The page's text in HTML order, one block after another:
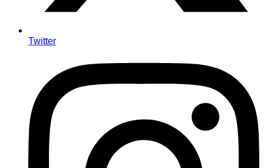
Twitter